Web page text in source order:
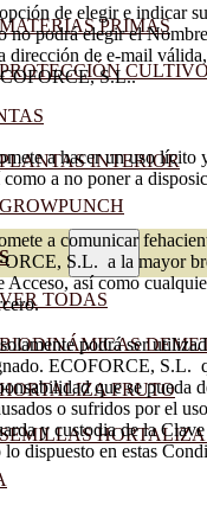
MATERIAS PRIMAS
PROTECCIÓN
PLANTAS INTERIOR
GROWPUNCH
VER TODAS
BIODINÁMICAS
HORTALIZA FRUTO
SEMILLAS
de elegir e indicar
no podrá elegir el
dirección de e-mail
S.L..
a hacer un uso lícito
a no poner a
a comunicar
S.L. a la mayor
Acceso, así como
podrá ser
ECOFORCE, S.L.
que se pueda
o sufridos por el
y custodia de la
dispuesto en estas